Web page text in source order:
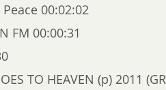
00:02:02
FM 00:00:31
TO HEAVEN (p) 2011